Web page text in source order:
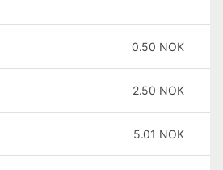
0.50 NOK
2.50 NOK
5.01 NOK